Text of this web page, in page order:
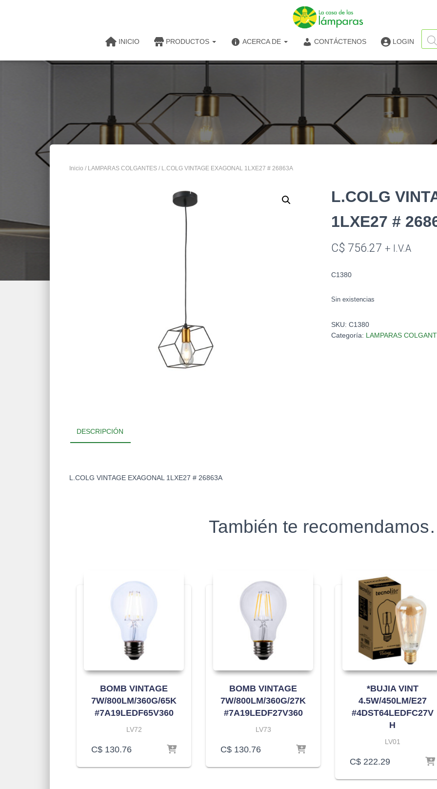
INICIO PRODUCTOS ACERCA DE CONTÁCTENOS LOGIN
de
Inicio / LAMPARAS COLGANTES / L.COLG VINTAGE EXAGONAL 1LXE27 # 26863A
L.COLG
1LXE27 #
C$ 756.27 + I.V.A
C1380
Sin existencias
SKU: C1380
Categoría: LAMPARAS
DESCRIPCIÓN
L.COLG VINTAGE EXAGONAL 1LXE27 # 26863A
También te
BOMB VINTAGE
7W/800LM/360G/65K
#7A19LEDF65V360
LV72
C$ 130.76
BOMB VINTAGE
7W/800LM/360G/27K
#7A19LEDF27V360
LV73
C$ 130.76
*BUJIA VINT
4.5W/450LM/E27
#4DST64LEDFC27V
H
LV01
C$ 222.29